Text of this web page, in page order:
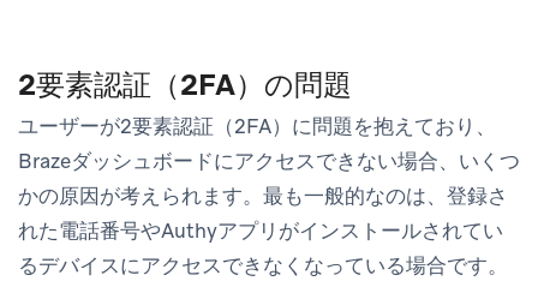
2要素認証（2FA）の問題
ユーザーが2要素認証（2FA）に問題を抱えており、
Brazeダッシュボードにアクセスできない場合、いくつ
かの原因が考えられます。最も一般的なのは、登録さ
れた電話番号やAuthyアプリがインストールされてい
るデバイスにアクセスできなくなっている場合です。